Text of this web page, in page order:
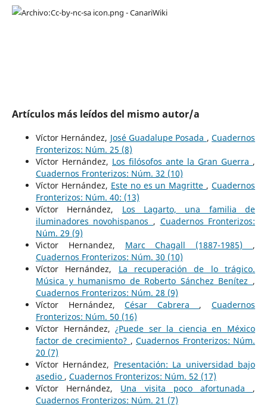
Artículos más leídos del mismo autor/a
Víctor Hernández, José Guadalupe Posada ,Cuadernos
Fronterizos: Núm. 25 (8)
Víctor Hernández, Los filósofos ante la Gran Guerra ,
Cuadernos Fronterizos: Núm. 32 (10)
Víctor Hernández, Este no es un Magritte ,Cuadernos
Fronterizos: Núm. 40: (13)
Víctor Hernández, Los Lagarto, una familia de
iluminadores novohispanos , Cuadernos Fronterizos:
Núm. 29 (9)
Victor Hernandez, Marc Chagall (1887-1985) ,
Cuadernos Fronterizos: Núm. 30 (10)
Víctor Hernández, La recuperación de lo trágico.
Música y humanismo de Roberto Sánchez Benítez ,
Cuadernos Fronterizos: Núm. 28 (9)
Víctor Hernández,César Cabrera ,Cuadernos
Fronterizos: Núm. 50 (16)
Víctor Hernández,¿Puede ser la ciencia en México
factor de crecimiento? ,Cuadernos Fronterizos: Núm.
20 (7)
Víctor Hernández, Presentación: La universidad bajo
asedio , Cuadernos Fronterizos: Núm. 52 (17)
Víctor Hernández, Una visita poco afortunada ,
Cuadernos Fronterizos: Núm. 21 (7)